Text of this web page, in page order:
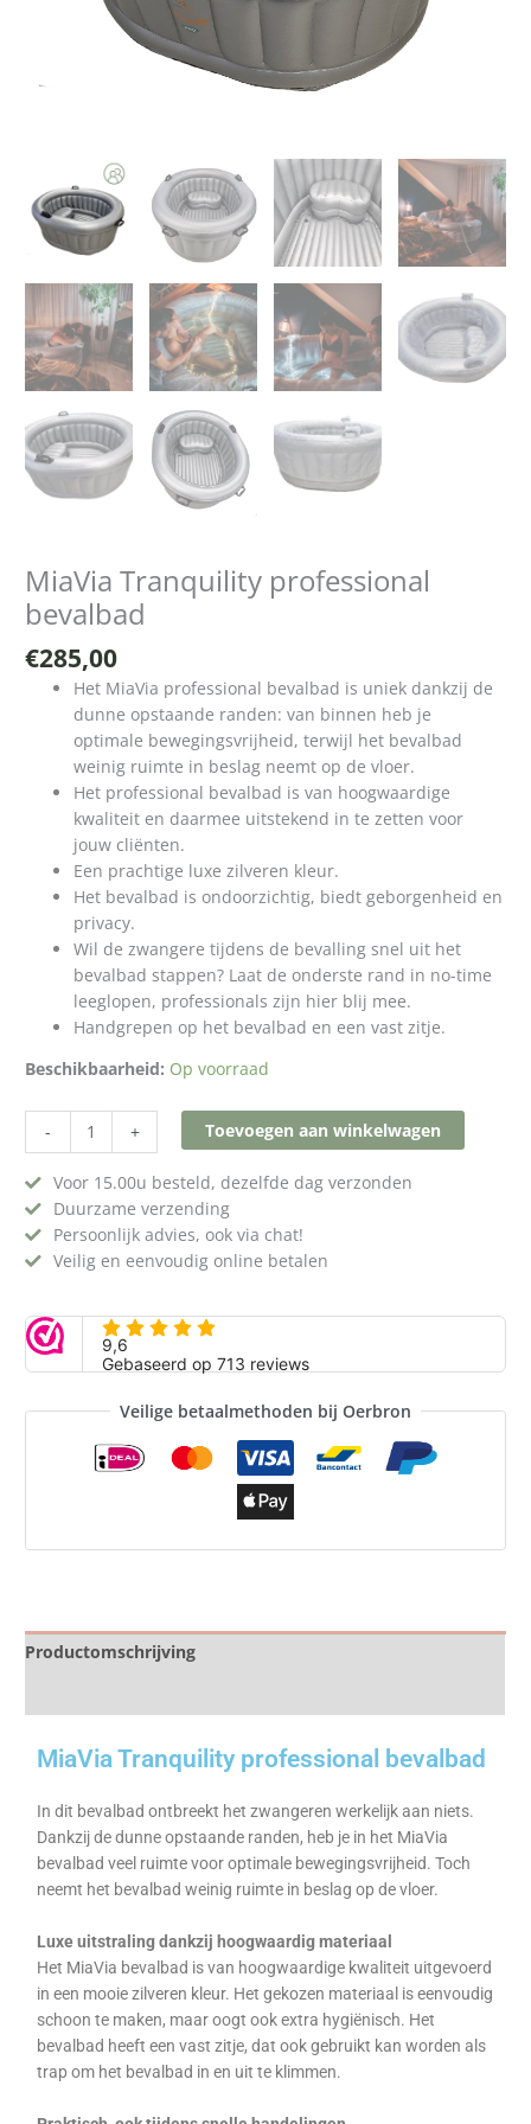
MiaVia Tranquility professional
bevalbad
€285,00
Het MiaVia professional bevalbad is uniek dankzij de
dunne opstaande randen: van binnen heb je
optimale bewegingsvrijheid, terwijl het bevalbad
weinig ruimte in beslag neemt op de vloer.
Het professional bevalbad is van hoogwaardige
kwaliteit en daarmee uitstekend in te zetten voor
jouw cliënten.
Een prachtige luxe zilveren kleur.
Het bevalbad is ondoorzichtig, biedt geborgenheid en
privacy.
Wil de zwangere tijdens de bevalling snel uit het
bevalbad stappen? Laat de onderste rand in no-time
leeglopen, professionals zijn hier blij mee.
Handgrepen op het bevalbad en een vast zitje.
Beschikbaarheid: Op voorraad
- + Toevoegen aan winkelwagen
Voor 15.00u besteld, dezelfde dag verzonden
Duurzame verzending
Persoonlijk advies, ook via chat!
Veilig en eenvoudig online betalen
Veilige betaalmethoden bij Oerbron
Productomschrijving
MiaVia Tranquility professional bevalbad
In dit bevalbad ontbreekt het zwangeren werkelijk aan niets.
Dankzij de dunne opstaande randen, heb je in het MiaVia
bevalbad veel ruimte voor optimale bewegingsvrijheid. Toch
neemt het bevalbad weinig ruimte in beslag op de vloer.
Luxe uitstraling dankzij hoogwaardig materiaal
Het MiaVia bevalbad is van hoogwaardige kwaliteit uitgevoerd
in een mooie zilveren kleur. Het gekozen materiaal is eenvoudig
schoon te maken, maar oogt ook extra hygiënisch. Het
bevalbad heeft een vast zitje, dat ook gebruikt kan worden als
trap om het bevalbad in en uit te klimmen.